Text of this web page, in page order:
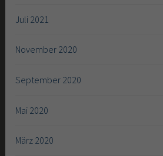
Juli 2021
November 2020
September 2020
Mai 2020
März 2020